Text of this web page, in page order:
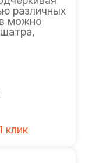
различных
можно
клик